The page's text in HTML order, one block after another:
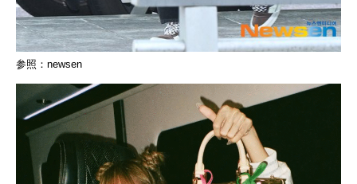
参照：newsen